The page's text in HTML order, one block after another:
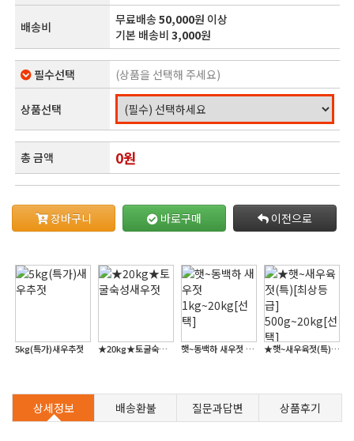
배송비 무료배송50,000원 이상
기본 배송비 3,000원
필수선택 (상품을 선택해 주세요)
상품선택
총 금액 0원
장바구니 바로구매 이전으로
5kg(특가)새우추젓 ★20kg★토굴숙성새우젓 햇~동백하 새우젓 1kg~20kg[선택] ★햇~새우육젓(특)[최상등급] 500g~20kg[선택]
상세정보 배송환불 질문과답변 상품후기